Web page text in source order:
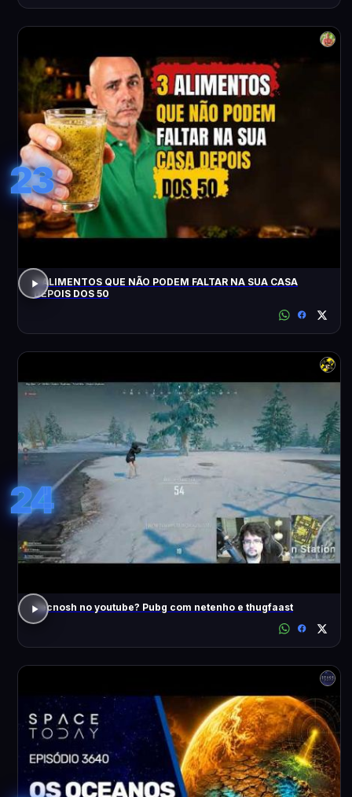
23
3 ALIMENTOS QUE NÃO PODEM FALTAR NA SUA CASA
DEPOIS DOS 50
24
Tecnosh no youtube? Pubg com netenho e thugfaast